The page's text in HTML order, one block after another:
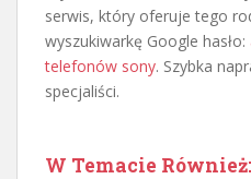
serwis, który oferuje tego
wyszukiwarkę Google hasło:
telefonów sony. Szybka
specjaliści.
W Temacie Również: